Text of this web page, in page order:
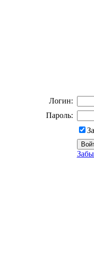
Логин:
Пароль: